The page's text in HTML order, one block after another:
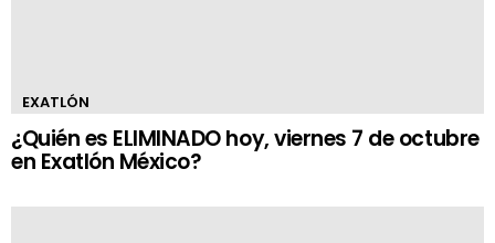
EXATLÓN
¿Quién es ELIMINADO hoy, viernes 7 de octubre
en Exatlón México?